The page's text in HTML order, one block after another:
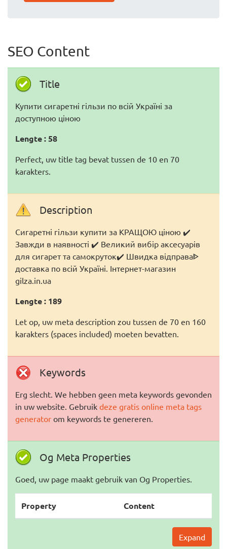
SEO Content
Title
Купити сигаретні гільзи по всій Україні за
доступною ціною
Lengte : 58
Perfect, uw title tag bevat tussen de 10 en 70
karakters.
Description
Сигаретні гільзи купити за КРАЩОЮ ціною ✔️
Завжди в наявності ✔️ Великий вибір аксесуарів
для сигарет та самокруток✔️ Швидка відправаᐈ
доставка по всій Україні. Інтернет-магазин
gilza.in.ua
Lengte : 189
Let op, uw meta description zou tussen de 70 en 160
karakters (spaces included) moeten bevatten.
Keywords
Erg slecht. We hebben geen meta keywords gevonden
in uw website. Gebruik deze gratis online meta tags
generator om keywords te genereren.
Og Meta Properties
Goed, uw page maakt gebruik van Og Properties.
Property Content
Expand